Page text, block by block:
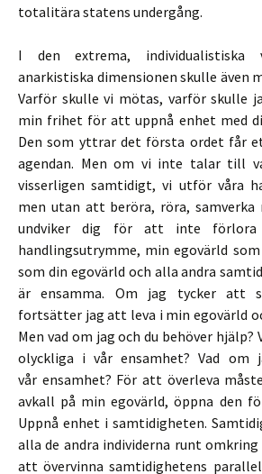
totalitära statens undergång.
I den extrema, individualistiska
anarkistiska dimensionen skulle även
Varför skulle vi mötas, varför skulle
min frihet för att uppnå enhet med
Den som yttrar det första ordet får
agendan. Men om vi inte talar till
visserligen samtidigt, vi utför våra
men utan att beröra, röra, samverka
undviker dig för att inte
handlingsutrymme, min egovärld
som din egovärld och alla andra
är ensamma. Om jag tycker att
fortsätter jag att leva i min egovärld
Men vad om jag och du behöver hjälp?
olyckliga i vår ensamhet? Vad om
vår ensamhet? För att överleva
avkall på min egovärld, öppna den
Uppnå enhet i samtidigheten.
alla de andra individerna runt omkring
att övervinna samtidighetens